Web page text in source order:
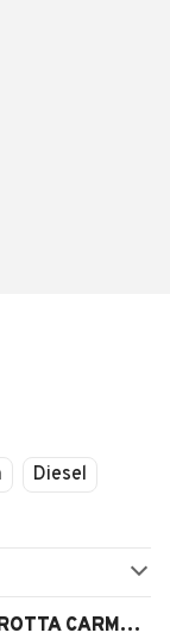
Diesel
OFFICINA MECCANICA MP CAR DI MAROTTA CARMELO